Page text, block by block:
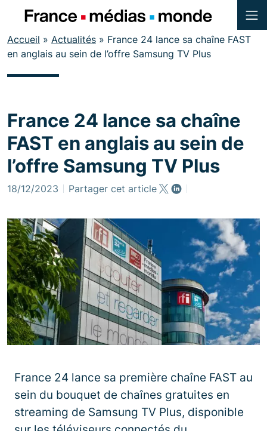
Menu
Contenu
Pied de page
Accueil » Actualités » France 24 lance sa chaîne FAST
en anglais au sein de l’offre Samsung TV Plus
France 24 lance sa chaîne
FAST en anglais au sein de
l’offre Samsung TV Plus
18/12/2023 Partager cet article
France 24 lance sa première chaîne FAST au
sein du bouquet de chaînes gratuites en
streaming de Samsung TV Plus, disponible